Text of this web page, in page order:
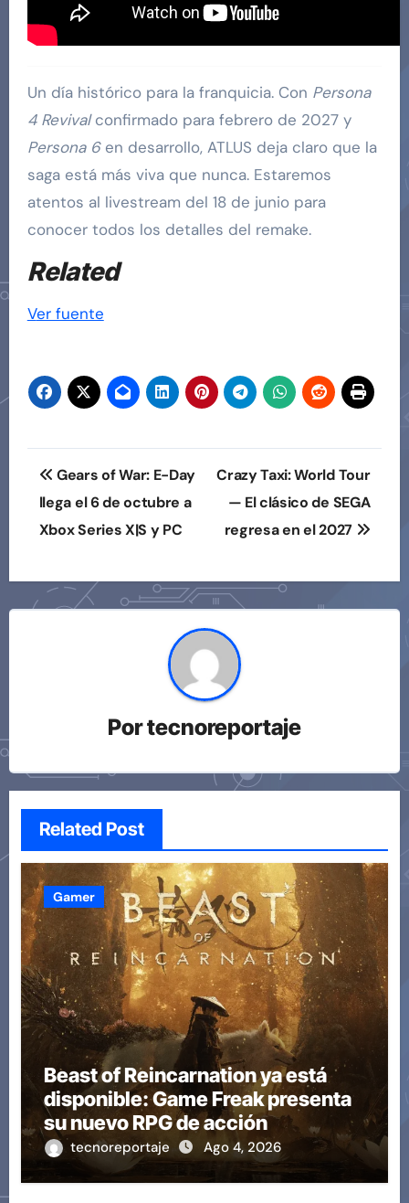
Un día histórico para la franquicia. Con Persona
4 Revivalconfirmado para febrero de 2027 y
Persona 6en desarrollo, ATLUS deja claro que la
saga está más viva que nunca. Estaremos
atentos al livestream del 18 de junio para
conocer todos los detalles del remake.
Related
Ver fuente
Navegación
de
entradas
Gears of War: E-Day
llega el 6 de octubre a
Xbox Series X|S y PC
Crazy Taxi: World Tour
— El clásico de SEGA
regresa en el 2027
Portecnoreportaje
Related Post
Gamer
Beast of Reincarnation ya está
disponible: Game Freak presenta
su nuevo RPG de acción
tecnoreportaje Ago 4, 2026